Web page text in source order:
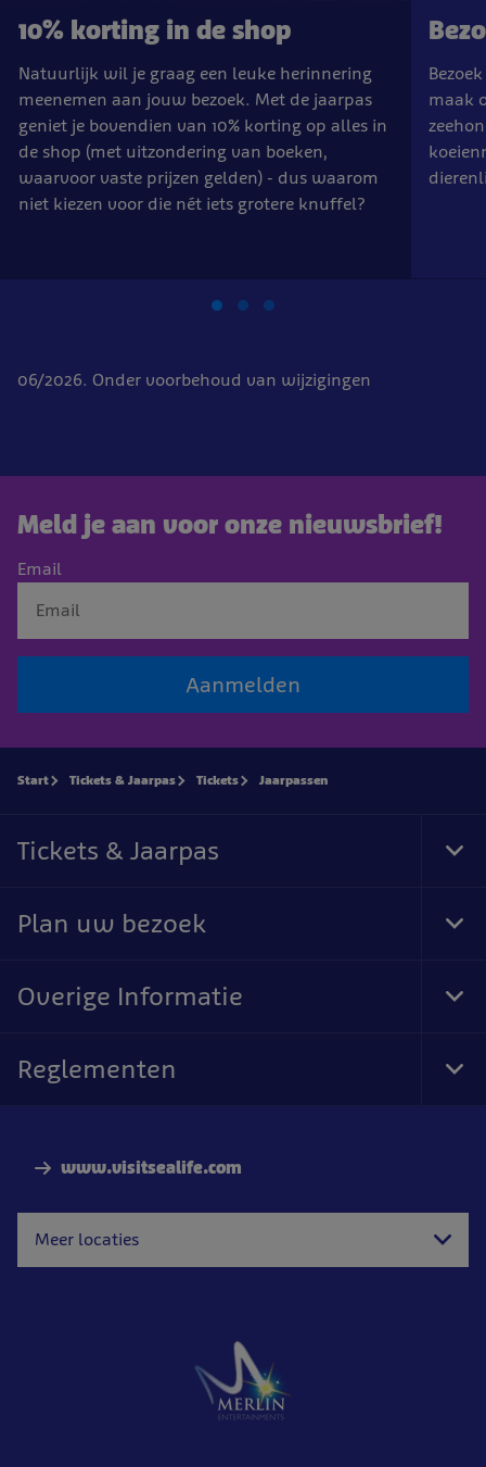
10% korting in de shop
Natuurlijk wil je graag een leuke herinnering
meenemen aan jouw bezoek. Met de jaarpas
geniet je bovendien van 10% korting op alles in
de shop (met uitzondering van boeken,
waarvoor vaste prijzen gelden) - dus waarom
niet kiezen voor die nét iets grotere knuffel?
maak
06/2026. Onder voorbehoud van wijzigingen
Meld je aan voor onze nieuwsbrief!
Email
Aanmelden
www.visitsealife.com
Meer locaties
Start Tickets & Jaarpas Tickets Jaarpassen
Tickets & Jaarpas
Plan uw bezoek
Overige Informatie
Reglementen